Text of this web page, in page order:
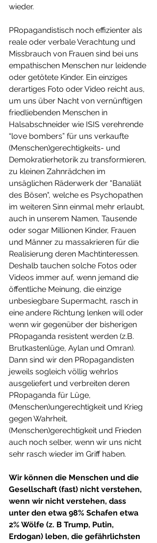
wieder.
PRopagand​​​​​​​istisch noch effizienter als
reale oder verbale Verachtung und
Missbrauch von Frauen sind bei uns
empathischen Menschen nur leidende
oder getötete Kinder. Ein einziges
derartiges Foto oder Video reicht aus,
um uns über Nacht von vernünftigen
friedliebenden Menschen in
Halsabschneider wie ISIS verehrende
“love bombers” für uns verkaufte
(Menschen)gerechtigke​​​​​​​its- und
Demokratierhetorik zu transformieren,
zu kleinen Zahnrädchen im
unsäglichen Räderwerk der "Banaliät
des Bösen", welche es Psychopathen
im weiteren Sinn einmal mehr erlaubt,
auch in unserem Namen, Tausende
oder sogar Millionen Kinder, Frauen
und Männer zu massakrieren für die
Realisierung deren Machtinteressen.
Deshalb tauchen solche Fotos oder
Videos immer auf, wenn jemand die
öffentliche Meinung, die einzige
unbesiegbare Supermacht, rasch in
eine andere Richtung lenken will oder
wenn wir gegenüber der bisherigen
PRopaganda resistent werden (z.B.
Brutkastenlüge, Aylan und Omran).
Dann sind wir den PRopagandisten
jeweils sogleich völlig wehrlos
ausgeliefert und verbreiten deren
PRopaganda für Lüge,
(Menschen)ungerechtigkeit und Krieg
gegen Wahrheit,
(Menschen)gerechtigkeit und Frieden
auch noch selber, wenn wir uns nicht
sehr rasch wieder im Griff haben.
Wir können die Menschen und die
Gesellschaft (fast) nicht verstehen,
wenn wir nicht verstehen, dass
unter den etwa 98% Schafen etwa
2% Wölfe (z. B Trump, Putin,
Erdogan) leben, die gefährlichsten